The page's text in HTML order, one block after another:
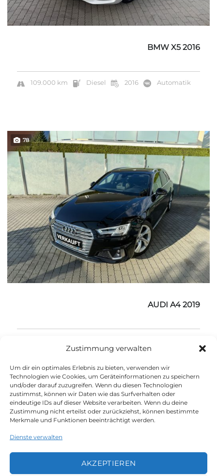
Zustimmung verwalten
Um dir ein optimales Erlebnis zu bieten, verwenden wir
Technologien wie Cookies, um Geräteinformationen zu speichern
und/oder darauf zuzugreifen. Wenn du diesen Technologien
zustimmst, können wir Daten wie das Surfverhalten oder
eindeutige IDs auf dieser Website verarbeiten. Wenn du deine
Zustimmung nicht erteilst oder zurückziehst, können bestimmte
Merkmale und Funktionen beeinträchtigt werden.
Dienste verwalten
AKZEPTIEREN
BMW X5 2016
109.000 km Diesel 2016 Automatik
78
AUDI A4 2019
1 2 3 4